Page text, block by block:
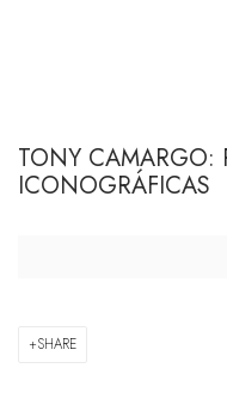
TONY CAMARGO:
ICONOGRÁFICAS
Open a larger version of
SHARE